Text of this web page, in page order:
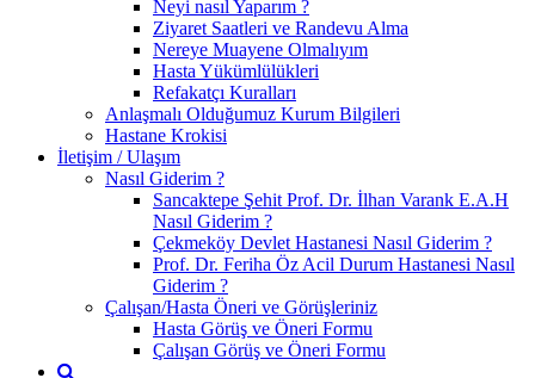
Neyi nasıl Yaparım ?
Ziyaret Saatleri ve Randevu Alma
Nereye Muayene Olmalıyım
Hasta Yükümlülükleri
Refakatçı Kuralları
Anlaşmalı Olduğumuz Kurum Bilgileri
Hastane Krokisi
İletişim / Ulaşım
Nasıl Giderim ?
Sancaktepe Şehit Prof. Dr. İlhan Varank E.A.H
Nasıl Giderim ?
Çekmeköy Devlet Hastanesi Nasıl Giderim ?
Prof. Dr. Feriha Öz Acil Durum Hastanesi Nasıl
Giderim ?
Çalışan/Hasta Öneri ve Görüşleriniz
Hasta Görüş ve Öneri Formu
Çalışan Görüş ve Öneri Formu